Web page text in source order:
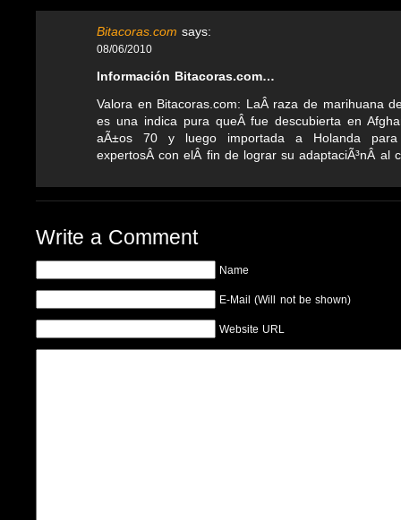
Bitacoras.com says:
08/06/2010
Información Bitacoras.com…
Valora en Bitacoras.com: LaÂ raza de marihuana
es una indica pura queÂ fue descubierta en
aÃ±os 70 y luego importada a Holanda
expertosÂ con elÂ fin de lograr su adaptaciÃ³nÂ al
Write a Comment
Name
E-Mail (Will not be shown)
Website URL